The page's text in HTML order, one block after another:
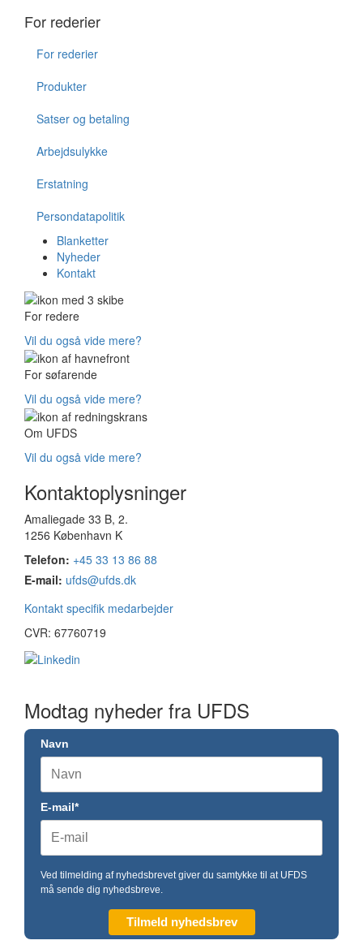
For rederier
For rederier
Produkter
Satser og betaling
Arbejdsulykke
Erstatning
Persondatapolitik
Blanketter
Nyheder
Kontakt
For redere
Vil du også vide mere?
For søfarende
Vil du også vide mere?
Om UFDS
Vil du også vide mere?
Kontaktoplysninger
Amaliegade 33 B, 2.
1256 København K
Telefon: +45 33 13 86 88
E-mail: ufds@ufds.dk
Kontakt specifik medarbejder
CVR: 67760719
Modtag nyheder fra UFDS
Navn
E-mail*
Ved tilmelding af nyhedsbrevet giver du samtykke til at UFDS
må sende dig nyhedsbreve.
Tilmeld nyhedsbrev